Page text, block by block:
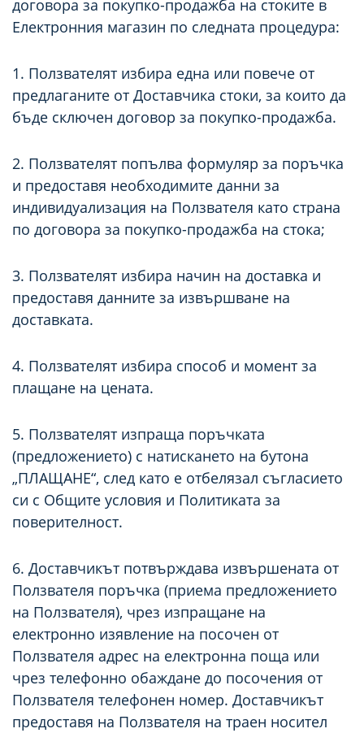
договора за покупко-продажба на стоките в
Електронния магазин по следната процедура:
1. Ползвателят избира една или повече от
предлаганите от Доставчика стоки, за които да
бъде сключен договор за покупко-продажба.
2. Ползвателят попълва формуляр за поръчка
и предоставя необходимите данни за
индивидуализация на Ползвателя като страна
по договора за покупко-продажба на стока;
3. Ползвателят избира начин на доставка и
предоставя данните за извършване на
доставката.
4. Ползвателят избира способ и момент за
плащане на цената.
5. Ползвателят изпраща поръчката
(предложението) с натискането на бутона
„ПЛАЩАНЕ“, след като е отбелязал съгласието
си с Общите условия и Политиката за
поверителност.
6. Доставчикът потвърждава извършената от
Ползвателя поръчка (приема предложението
на Ползвателя), чрез изпращане на
електронно изявление на посочен от
Ползвателя адрес на електронна поща или
чрез телефонно обаждане до посочения от
Ползвателя телефонен номер. Доставчикът
предоставя на Ползвателя на траен носител